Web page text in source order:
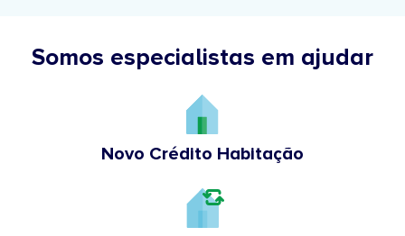
Somos especialistas em ajudar
Novo Crédito Habitação